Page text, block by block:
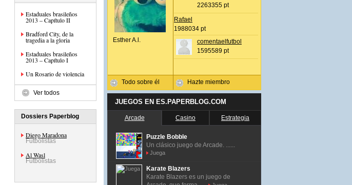
Estaduales brasileños
2013 – Capítulo II
Bradford City, de la
tragedia a la gloria
Estaduales brasileños
2013 – Capítulo I
Un Rosario de violencia
Ver todos
Dossiers Paperblog
Diego Maradona
Futbolistas
Al Wasl
Futbolistas
Esther A.l.
Todo sobre él
2263355 pt
Rafael
1988034 pt
comentaelfutbol
1595589 pt
Hazte miembro
JUEGOS EN ES.PAPERBLOG.COM
Arcade Casino Estrategia
Puzzle Bobble
Un clásico juego de Arcade. ......
Juega
Karate Blazers
Karate Blazers es un juego de